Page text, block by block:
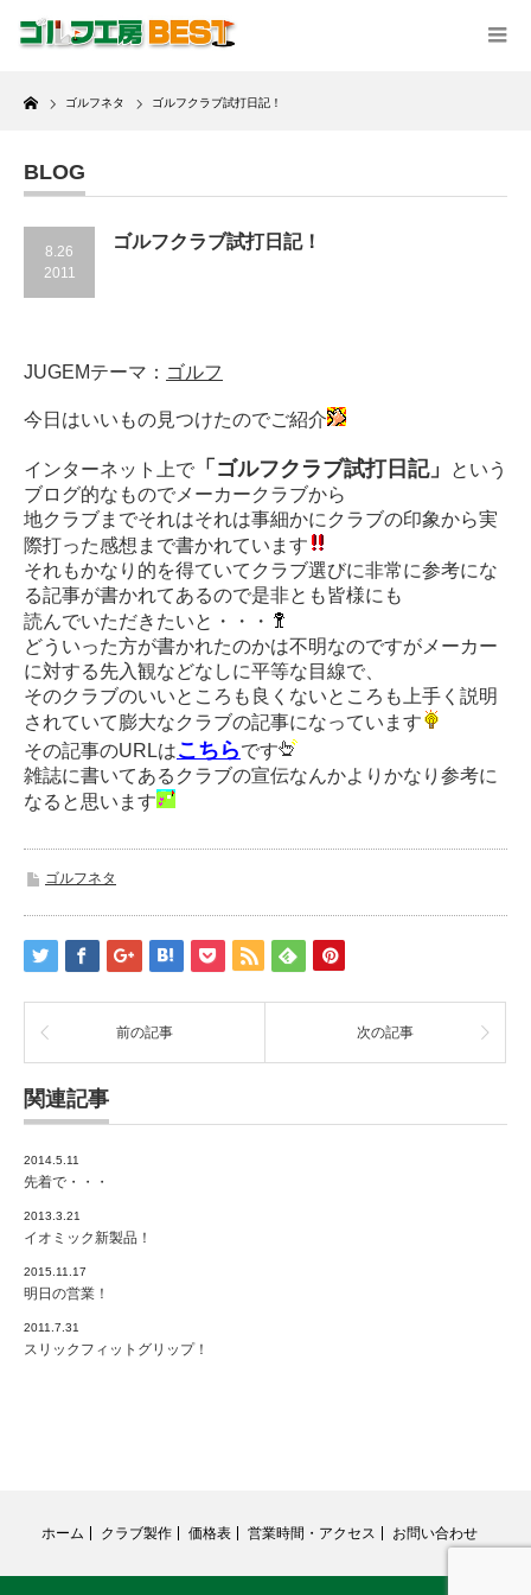
Home
ゴルフネタ ゴルフクラブ試打日記！
BLOG
8.26
2011
ゴルフクラブ試打日記！
JUGEMテーマ： ゴルフ
今日はいいもの見つけたのでご紹介
インターネット上で 「ゴルフクラブ試打日記」
という
ブログ的なものでメーカークラブから
地クラブまでそれはそれは事細かにクラブの印象から実
際打った感想まで書かれています
それもかなり的を得ていてクラブ選びに非常に参考にな
る記事が書かれてあるので是非とも皆様にも
読んでいただきたいと・・・
どういった方が書かれたのかは不明なのですがメーカー
に対する先入観などなしに平等な目線で、
そのクラブのいいところも良くないところも上手く説明
されていて膨大なクラブの記事になっています
その記事のURLはこちらです
雑誌に書いてあるクラブの宣伝なんかよりかなり参考に
なると思います
ゴルフネタ
前の記事 次の記事
関連記事
2014.5.11
先着で・・・
2013.3.21
イオミック新製品！
2015.11.17
明日の営業！
2011.7.31
スリックフィットグリップ！
ホーム クラブ製作 価格表 営業時間・アクセス お問い合わせ